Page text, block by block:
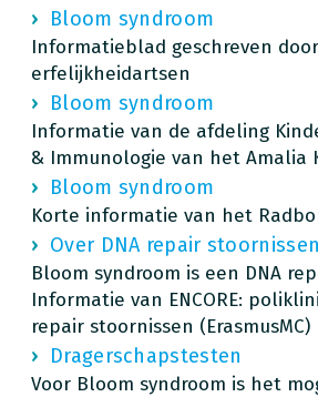
Bloom syndroom
Informatieblad geschreven door
erfelijkheidartsen
Bloom syndroom
Informatie van de afdeling
& Immunologie van het Amalia
Bloom syndroom
Korte informatie van het
Over DNA repair stoornissen
Bloom syndroom is een DNA
Informatie van ENCORE:
repair stoornissen (ErasmusMC)
Dragerschapstesten
Voor Bloom syndroom is het